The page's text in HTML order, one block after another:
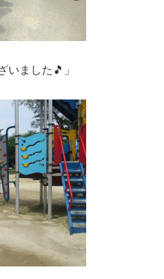
いました🎵」